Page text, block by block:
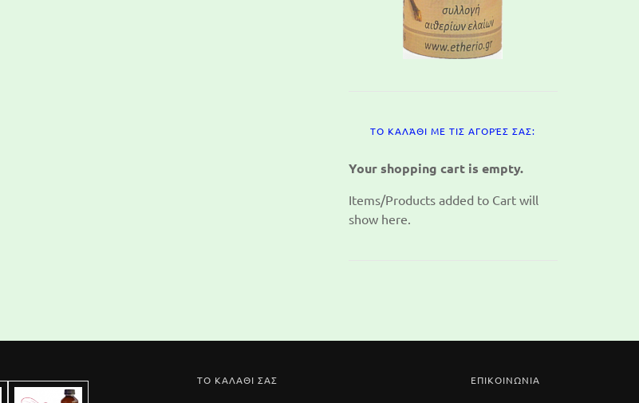
ΤΟ ΚΑΛΆΘΙ ΜΕ ΤΙΣ ΑΓΟΡΈΣ ΣΑΣ:
Your shopping cart is empty.
Items/Products added to Cart will
show here.
ΤΟ ΚΑΛΑΘΙ ΣΑΣ ΕΠΙΚΟΙΝΩΝΙΑ